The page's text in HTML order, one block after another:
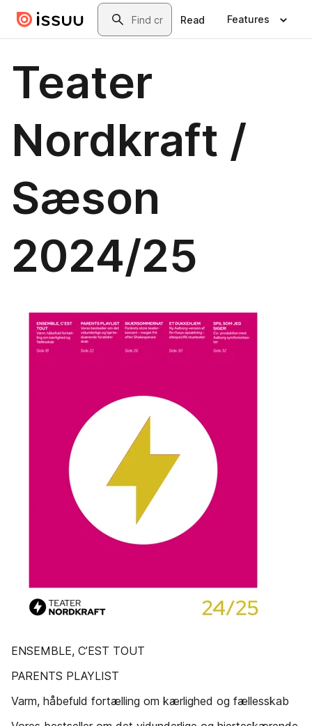
Skip to main contentSearch
Read Features
Teater
Nordkraft /
Sæson
2024/25
ENSEMBLE, C’EST TOUT
PARENTS PLAYLIST
Varm, håbefuld fortælling om kærlighed og fællesskab